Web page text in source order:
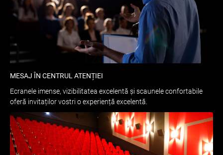
MESAJ ÎN CENTRUL ATENȚIEI
Ecranele imense, vizibilitatea excelentă și scaunele confortabile
oferă invitaților vostri o experiență excelentă.